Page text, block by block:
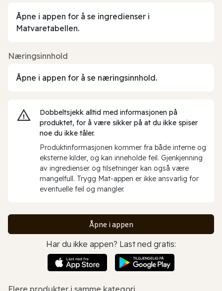
Åpne i appen for å se ingredienser i
Matvaretabellen.
Næringsinnhold
Åpne i appen for å se næringsinnhold.
Dobbeltsjekk alltid med informasjonen på
produktet, for å være sikker på at du ikke spiser
noe du ikke tåler.
Produktinformasjonen kommer fra både interne og
eksterne kilder, og kan inneholde feil. Gjenkjenning
av ingredienser og tilsetninger kan også være
mangelfull. Trygg Mat-appen er ikke ansvarlig for
eventuelle feil og mangler.
Åpne i appen
Har du ikke appen? Last ned gratis: